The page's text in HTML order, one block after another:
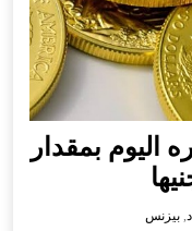
اليوم بمقدار
, بيزنس